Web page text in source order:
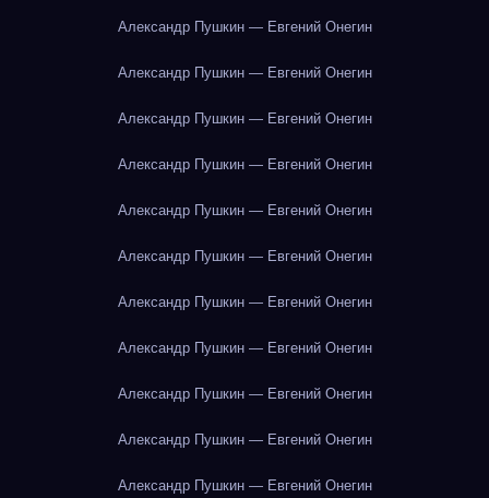
Александр Пушкин — Евгений Онегин
Александр Пушкин — Евгений Онегин
Александр Пушкин — Евгений Онегин
Александр Пушкин — Евгений Онегин
Александр Пушкин — Евгений Онегин
Александр Пушкин — Евгений Онегин
Александр Пушкин — Евгений Онегин
Александр Пушкин — Евгений Онегин
Александр Пушкин — Евгений Онегин
Александр Пушкин — Евгений Онегин
Александр Пушкин — Евгений Онегин